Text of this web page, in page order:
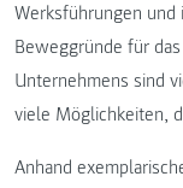
Werksführungen
Beweggründe für
Unternehmens sind
viele Möglichkeiten,
Anhand